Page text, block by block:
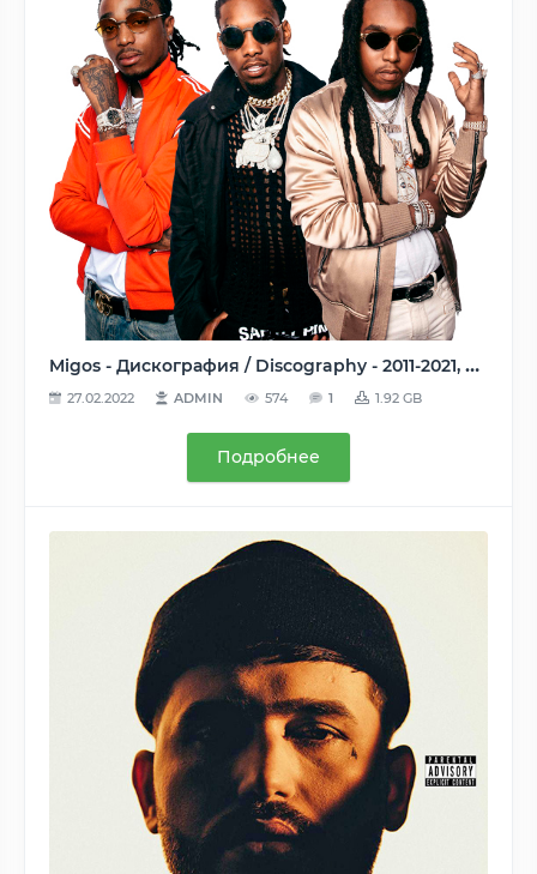
Migos - Дискография / Discography - 2011-2021, AAC (tracks), 256 kbps
27.02.2022 ADMIN 574 1 1.92 GB
Подробнее